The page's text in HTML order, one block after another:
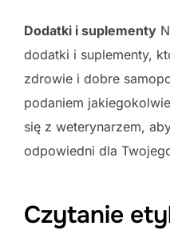
Dodatki i suplementy
dodatki i suplementy,
zdrowie i dobre
podaniem
się z weterynarzem,
odpowiedni dla
Czytanie